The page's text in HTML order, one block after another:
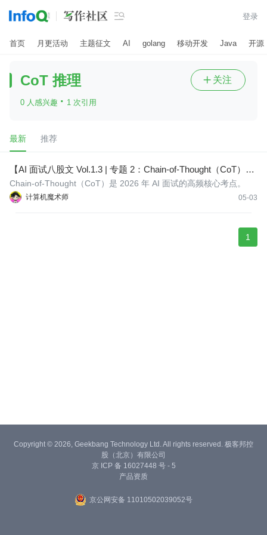
 登录
首页 月更活动 主题征文 AI golang 移动开发 Java 开源
CoT 推理
0 人感兴趣 · 1 次引用
 关注
最新 推荐
【AI 面试八股文 Vol.1.3 | 专题 2：Chain-of-Thought（CoT）】
CoT 不是让模型“想一想”：Zero-shot / Few-shot 如何从论文机
制讲到工程取舍
计算机魔术师 05-03
Chain-of-Thought（CoT）是 2026 年 AI 面试的高频核心考点。
1
Copyright © 2026, Geekbang Technology Ltd. All rights reserved. 极客邦控
股（北京）有限公司
京 ICP 备 16027448 号 - 5
产品资质
京公网安备 11010502039052号